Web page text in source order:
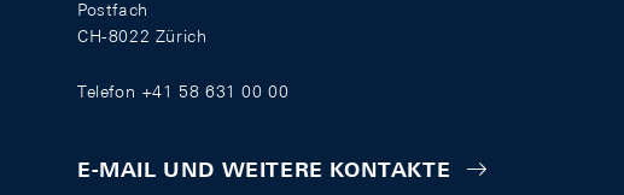
Postfach
CH-8022 Zürich
Telefon +41 58 631 00 00
E-MAIL UND WEITERE KONTAKTE